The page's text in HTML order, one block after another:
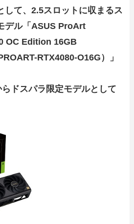
して、2.5スロットに収まるス
デル「ASUS ProArt
OC Edition 16GB
RTX4080-O16G）」
ドスパラ限定モデルとして